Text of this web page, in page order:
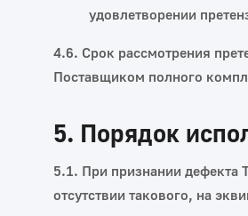
удовлетворении
4.6. Срок рассмотрения
Поставщиком полного
5. Порядок
5.1. При признании дефекта
отсутствии такового, на